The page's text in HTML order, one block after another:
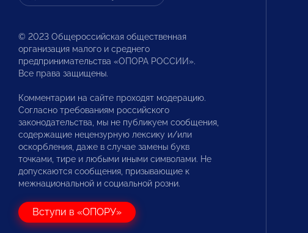
© 2023 Общероссийская общественная
организация малого и среднего
предпринимательства «ОПОРА РОССИИ».
Все права защищены.
Комментарии на сайте проходят модерацию.
Согласно требованиям российского
законодательства, мы не публикуем сообщения,
содержащие нецензурную лексику и/или
оскорбления, даже в случае замены букв
точками, тире и любыми иными символами. Не
допускаются сообщения, призывающие к
межнациональной и социальной розни.
Вступи в «ОПОРУ»